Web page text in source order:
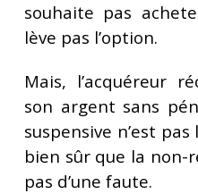
souhaite pas
lève pas l’option.
Mais, l’acquéreur
son argent sans
suspensive n’est
bien sûr que la non-
pas d’une faute.